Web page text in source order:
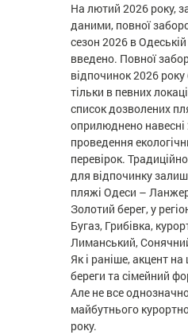
На лютий 2026 року,
даними, повної
сезон 2026 в
введено. Повної
відпочинок 2026
тільки в певних
список дозволених
оприлюднено навесні
проведення
перевірок.
для відпочинку
пляжі Одеси –
Золотий берег, у
Бугаз, Грибівка,
Лиманський,
Як і раніше, акцент на
береги та сімейний
Але не все
майбутнього
року.